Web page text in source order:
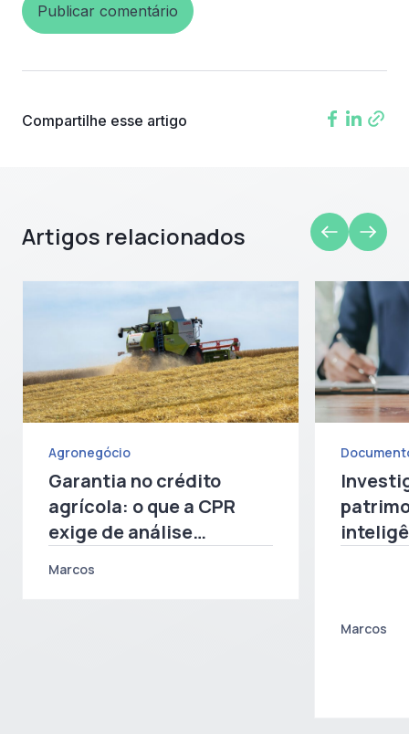
Compartilhe esse artigo
Artigos relacionados
Agronegócio
Garantia no crédito
agrícola: o que a CPR
exige de análise
Marcos
Marcos